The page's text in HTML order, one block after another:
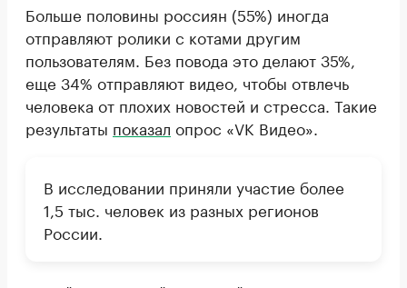
Больше половины россиян (55%) иногда
отправляют ролики с котами другим
пользователям. Без повода это делают 35%,
еще 34% отправляют видео, чтобы отвлечь
человека от плохих новостей и стресса. Такие
результаты показал опрос «VK Видео».
В исследовании приняли участие более
1,5 тыс. человек из разных регионов
России.